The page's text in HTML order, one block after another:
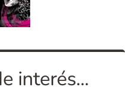
interés...